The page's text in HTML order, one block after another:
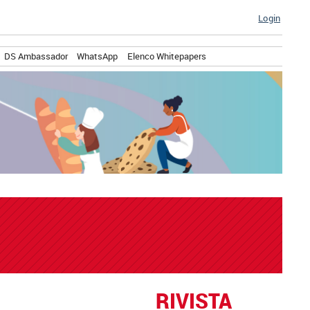
Login
DS Ambassador WhatsApp Elenco Whitepapers
RIVISTA